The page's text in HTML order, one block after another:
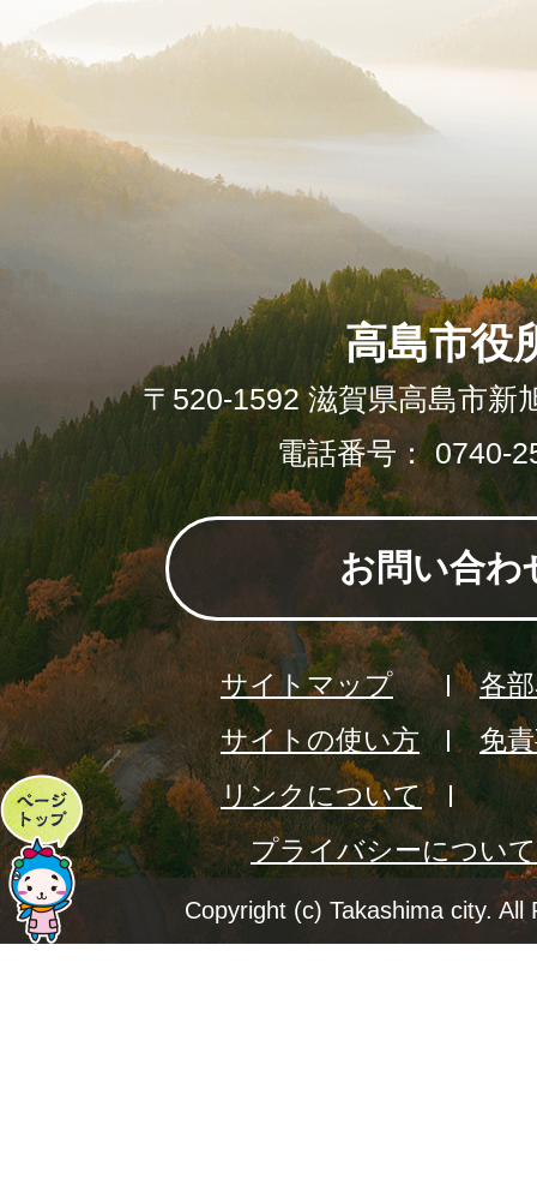
ペ
ー
ジ
高島市役
〒520-1592 滋賀県高島市新
電話番号： 0740-
お問い合わ
サイトマップ
各
サイトの使い方
免
リンクについて
プライバシーについて
Copyright (c) Takashima city. All